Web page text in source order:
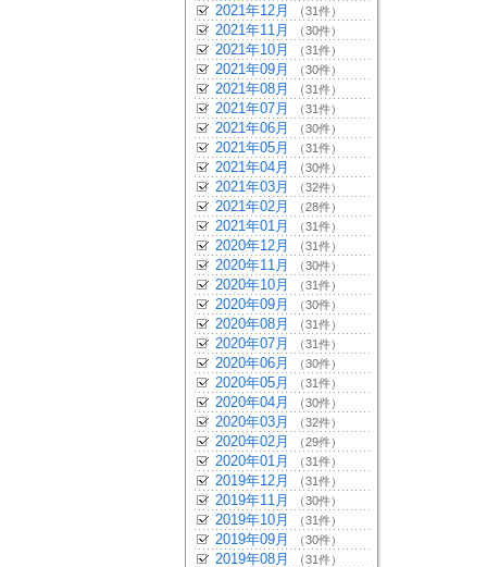
2021年12月 （31件）
2021年11月 （30件）
2021年10月 （31件）
2021年09月 （30件）
2021年08月 （31件）
2021年07月 （31件）
2021年06月 （30件）
2021年05月 （31件）
2021年04月 （30件）
2021年03月 （32件）
2021年02月 （28件）
2021年01月 （31件）
2020年12月 （31件）
2020年11月 （30件）
2020年10月 （31件）
2020年09月 （30件）
2020年08月 （31件）
2020年07月 （31件）
2020年06月 （30件）
2020年05月 （31件）
2020年04月 （30件）
2020年03月 （32件）
2020年02月 （29件）
2020年01月 （31件）
2019年12月 （31件）
2019年11月 （30件）
2019年10月 （31件）
2019年09月 （30件）
2019年08月 （31件）